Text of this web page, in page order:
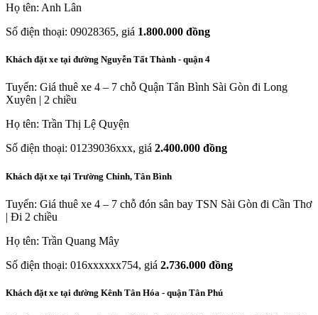
Họ tên: Anh Lân
Số điện thoại: 09028365, giá 1.800.000 đồng
Khách đặt xe tại đường Nguyễn Tất Thành - quận 4
Tuyến: Giá thuê xe 4 – 7 chỗ Quận Tân Bình Sài Gòn đi Long
Xuyên | 2 chiều
Họ tên: Trần Thị Lệ Quyện
Số điện thoại: 01239036xxx, giá 2.400.000 đồng
Khách đặt xe tại Trường Chinh, Tân Bình
Tuyến: Giá thuê xe 4 – 7 chỗ đón sân bay TSN Sài Gòn đi Cần Thơ
| Đi 2 chiều
Họ tên: Trần Quang Mây
Số điện thoại: 016xxxxxx754, giá 2.736.000 đồng
Khách đặt xe tại đường Kênh Tân Hóa - quận Tân Phú